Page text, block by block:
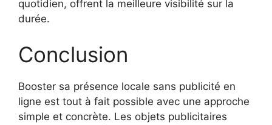
quotidien, offrent la meilleure visibilité sur la
durée.
Conclusion
Booster sa présence locale sans publicité en
ligne est tout à fait possible avec une approche
simple et concrète. Les objets publicitaires